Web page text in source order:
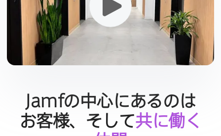
Jamfの​中心に​あるのは​
お客様、​そして共に​働く​